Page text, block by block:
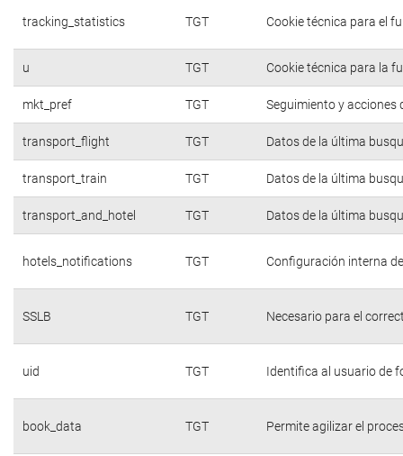
tracking_statistics TGT Cookie técnica para el
u TGT Cookie técnica para la
mkt_pref TGT Seguimiento y acciones
transport_flight TGT Datos de la última
transport_train TGT Datos de la última
transport_and_hotel TGT Datos de la última
hotels_notifications TGT Configuración interna
SSLB TGT Necesario para el
uid TGT Identifica al usuario de
book_data TGT Permite agilizar el